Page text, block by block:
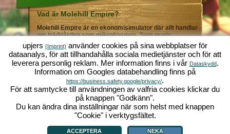
Vad är Molehill Empire?
Molehill Empire är en ekonomisimulator där allt handlar
om trädgården som mikrokosmos. Som gratis
webbläsarspel fungerar det i din webbläsare - helt utan
ytterligare nedladdningar eller programinstallationer! I
rollen som trädgårdsmästare skapar du ditt eget gröna
paradis. Plantera! Vattna! Skörda! Du väljer mellan alla
möjliga olika grönsaker och frukter: tomater och
jordgubbar - eller kanske hellre morötter och sallad?
Gurka och broccoli? Äsch - varför inte fylla ditt
trädgårdsland med lite av varje!? Besök städerna
Grönadal och Metropola för att handla med andra
spelare. Köp nya, spännande grödor och ge livet i
örtagården en extra krydda med exklusiva
trädgårdsdekorationer. Uppfyll dina kunders önskemål
och var alltid mån om god grannsämja, så att inte din
Vad är Molehill Empire?|Bakgrund|Funktioner| Spelregler
Hantera Cookies
upjers (Imprint) använder cookies på sina webbplatser för
dataanalys, för att tillhandahålla sociala medietjänster och för att
leverera personlig reklam. Mer information finns i vår Dataskydd.
Information om Googles databehandling finns på
https://business.safety.google/privacy/.
För att samtycke till användningen av valfria cookies klickar du
på knappen "Godkänn".
Du kan ändra dina inställningar när som helst med knappen
"Cookie" i verktygsfältet.
ACCEPTERA NEKA